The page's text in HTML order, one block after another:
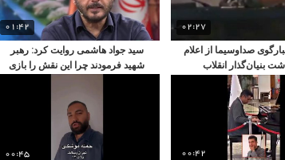
02:27
صداوسیما از اعلام
بنیان‌گذار انقلاب
01:42
سید جواد هاشمی روایت کرد: رهبر
شهید فرمودند چرا این نقش را بازی
00:42
00:45